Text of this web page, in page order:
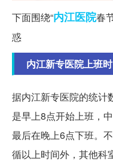
下面围绕“内江医院春
惑
内江新专医院上班
据内江新专医院的统计
是早上8点开始上班，
最后在晚上6点下班。
循以上时间外，其他科